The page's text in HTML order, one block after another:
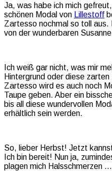
Ja, was habe ich mich
schönen Modal von Lillestoff
Zartesso nochmal so toll aus.
von der wunderbaren
Ich weiß gar nicht, was mir
Hintergrund oder diese
Zartesso wird es auch noch
Taupe geben. Aber ein
bis all diese wundervollen
erhältlich sein werden.
So, lieber Herbst! Jetzt
Ich bin bereit! Nun ja,
plagen mich Halsschmerzen …